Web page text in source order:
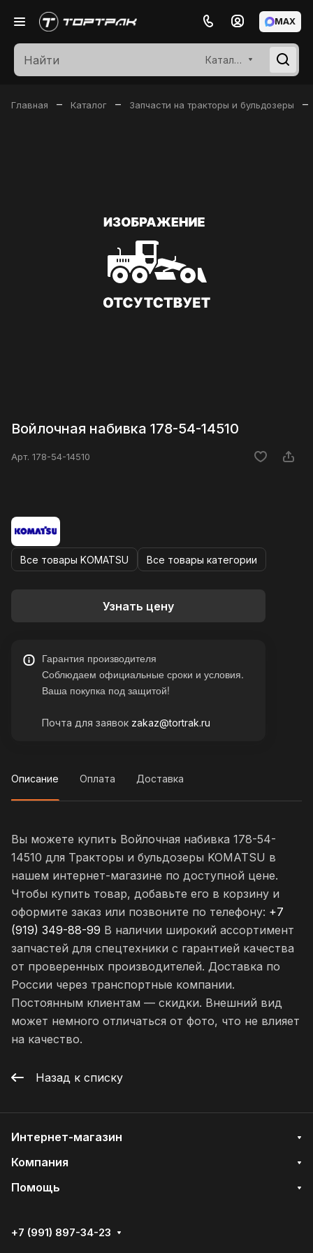
Каталог
MAX
Главная – Каталог – Запчасти на тракторы и бульдозеры –
Войлочная набивка 178-54-14510
Арт. 178-54-14510
Все товары KOMATSU Все товары категории
Узнать цену
Гарантия производителя
Соблюдаем официальные сроки и условия.
Ваша покупка под защитой!
Почта для заявок zakaz@tortrak.ru
Описание Оплата Доставка
Вы можете купить Войлочная набивка 178-54-
14510 для Тракторы и бульдозеры KOMATSU в
нашем интернет-магазине по доступной цене.
Чтобы купить товар, добавьте его в корзину и
оформите заказ или позвоните по телефону: +7
(919) 349-88-99 В наличии широкий ассортимент
запчастей для спецтехники с гарантией качества
от проверенных производителей. Доставка по
России через транспортные компании.
Постоянным клиентам — скидки. Внешний вид
может немного отличаться от фото, что не влияет
на качество.
Назад к списку
Интернет-магазин
Компания
Помощь
+7 (991) 897-34-23